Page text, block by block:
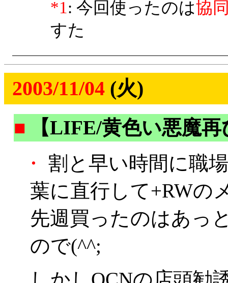
*1: 今回使ったのは協
すた
2003/11/04 (火)
■
【LIFE/黄色い悪魔再
・
割と早い時間に職
葉に直行して+RWの
先週買ったのはあっ
ので(^^;